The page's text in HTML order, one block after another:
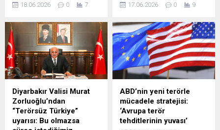
Güvenlik Kurulu'nda terörle
gelişmeler ve Türkiye'nin
güvenlik politikaları ele
alındı.
18.06.2026 0 7
insani yardım gönüllülerini
hedef almayı planlayan üç
sabotajcının suçüstü
yakalandığı belirtildi.
17.06.2026 0 9
Diyarbakır Valisi Murat
Zorluoğlu’ndan
“Terörsüz Türkiye”
uyarısı: Bu olmazsa
ABD’nin yeni terörle
mücadele stratejisi:
‘Avrupa terör
tehditlerinin yuvası’